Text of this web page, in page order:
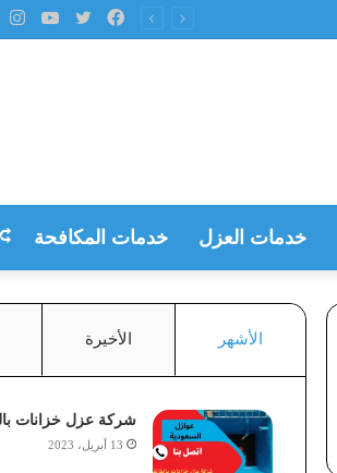
يوتيوبتويتر
فيسبوك
خدمات العزل خدمات المكافحة
الأشهر الأخيرة
شركة عزل خزانات
13 أبريل، 2023